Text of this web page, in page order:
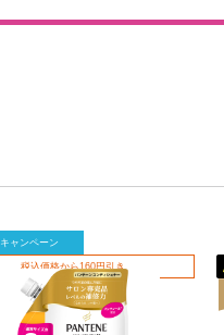
キャンペーン
税込価格から160円引き